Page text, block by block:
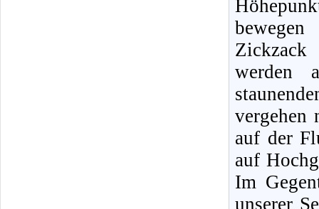
Zickzack
werden
vergehen
auf der
auf
Im
unserer